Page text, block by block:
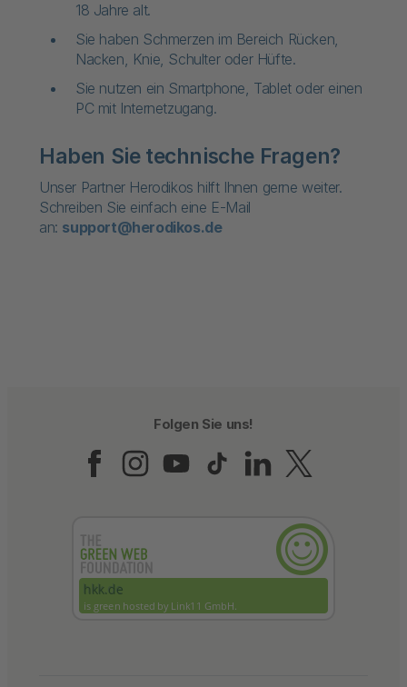
18 Jahre alt.
Sie haben Schmerzen im Bereich Rücken,
Nacken, Knie, Schulter oder Hüfte.
Sie nutzen ein Smartphone, Tablet oder einen
PC mit Internetzugang.
Haben Sie technische Fragen?
Unser Partner Herodikos hilft Ihnen gerne weiter.
Schreiben Sie einfach eine E-Mail
an: support@herodikos.de
Folgen Sie uns!
Folgen Sie uns auf
Folgen Sie uns auf
Folgen Sie uns
Folgen Sie
Folgen